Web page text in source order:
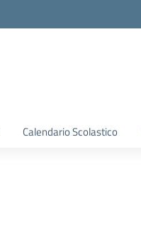
Calendario Scolastico